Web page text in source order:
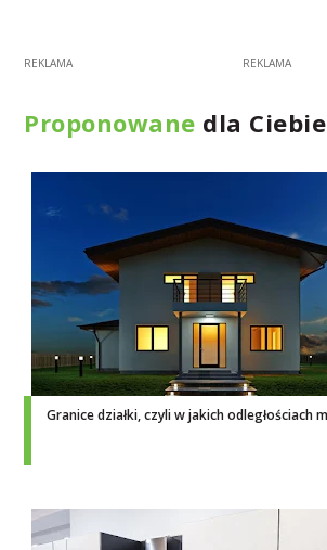
Proponowane dla Ciebie
Granice działki, czyli w jakich odległościach